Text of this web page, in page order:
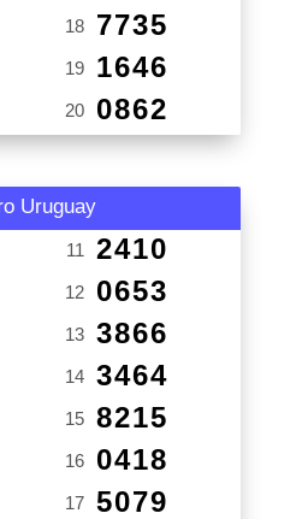
18 7735
19 1646
20 0862
Uruguay
11 2410
12 0653
13 3866
14 3464
15 8215
16 0418
17 5079